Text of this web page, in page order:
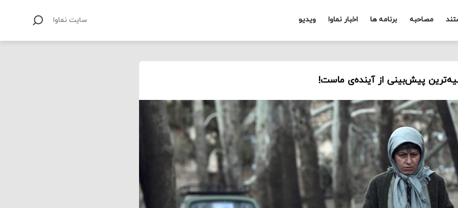
مصاحبه برنامه ها اخبار نماوا ویدیو سایت نماوا
پیش‌بینی از آینده‌ی ماست!